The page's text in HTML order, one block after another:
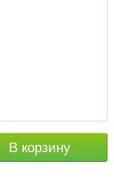
В корзину